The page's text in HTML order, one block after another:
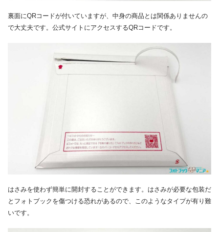
裏面にQRコードが付いていますが、中身の商品とは関係ありませんの
で大丈夫です。公式サイトにアクセスするQRコードです。
はさみを使わず簡単に開封することができます。はさみが必要な包装だ
とフォトブックを傷つける恐れがあるので、このようなタイプが有り難
いです。